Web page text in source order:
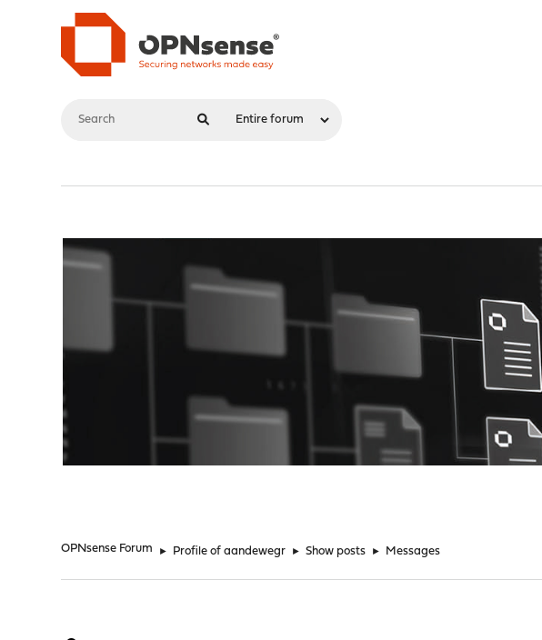
OPNsense Forum ► Profile of aandewegr ► Show posts ► Messages